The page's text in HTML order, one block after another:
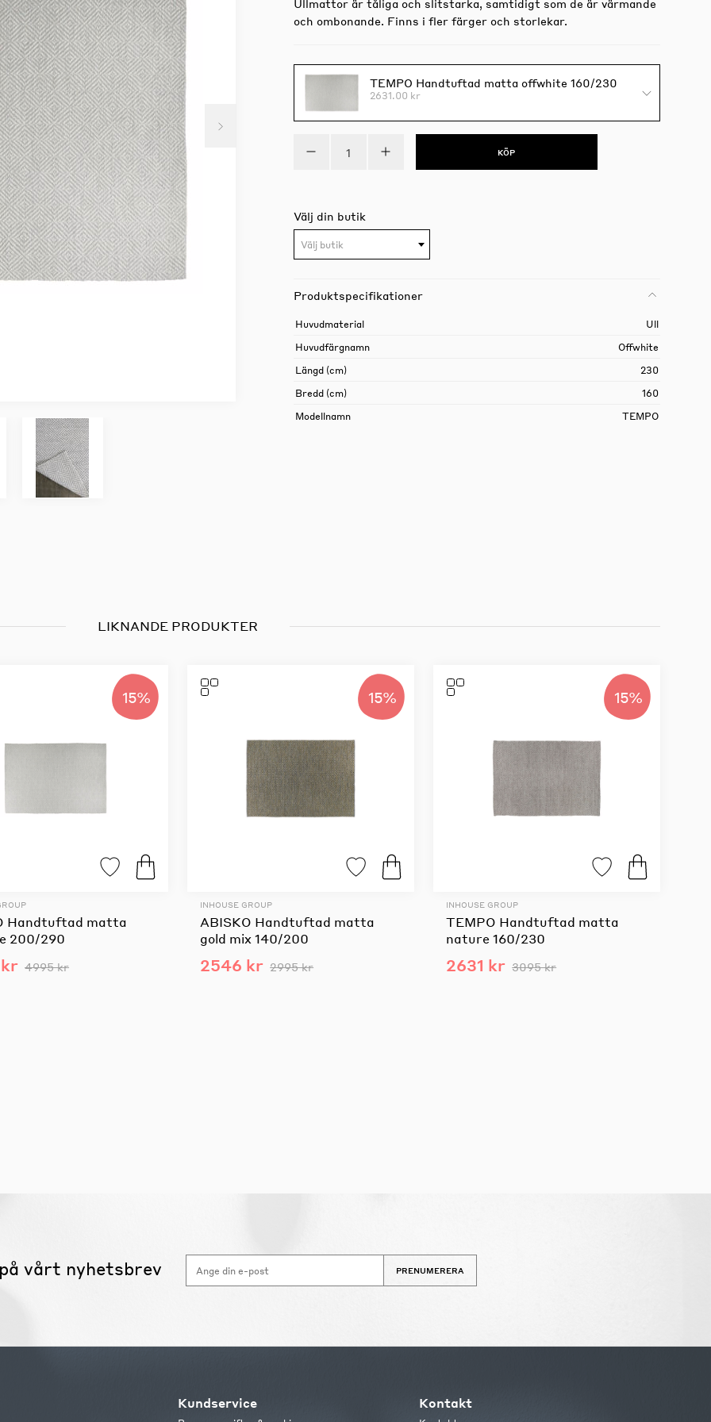
Ullmattor är tåliga och slitstarka, samtidigt som de är värmande
och ombonande. Finns i fler färger och storlekar.
TEMPO Handtuftad matta offwhite 160/230
2631.00 kr
KÖP
Välj din butik
Välj butik
Produktspecifikationer
Huvudmaterial
Ull
Huvudfärgnamn
Offwhite
Längd (cm)
230
Bredd (cm)
160
Modellnamn
TEMPO
LIKNANDE PRODUKTER
15%
Handtuftad matta
200/290
4995 kr
15%
INHOUSE GROUP
ABISKO Handtuftad matta
gold mix 140/200
2546 kr 2995 kr
15%
INHOUSE GROUP
TEMPO Handtuftad matta
nature 160/230
2631 kr 3095 kr
vårt nyhetsbrev PRENUMERERA
Kundservice Kontakt